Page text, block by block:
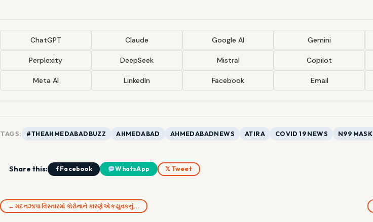
ChatGPT Claude Google AI Gemini
Perplexity DeepSeek Mistral Copilot
Meta AI LinkedIn Facebook Email
TAGS: #THEAHMEDABADBUZZ AHMEDABAD AHMEDABADNEWS ATIRA COVID 19 NEWS N99 MASK
Share this: f Facebook WhatsApp 𝕏 Tweet
← મદનઝાપા વિસ્તારમાં કોરોનાને કારણે એક યુવકનું…